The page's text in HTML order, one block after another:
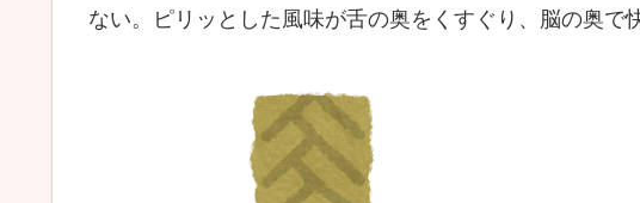
ない。ピリッとした風味が舌の奥をくすぐり、脳の奥で